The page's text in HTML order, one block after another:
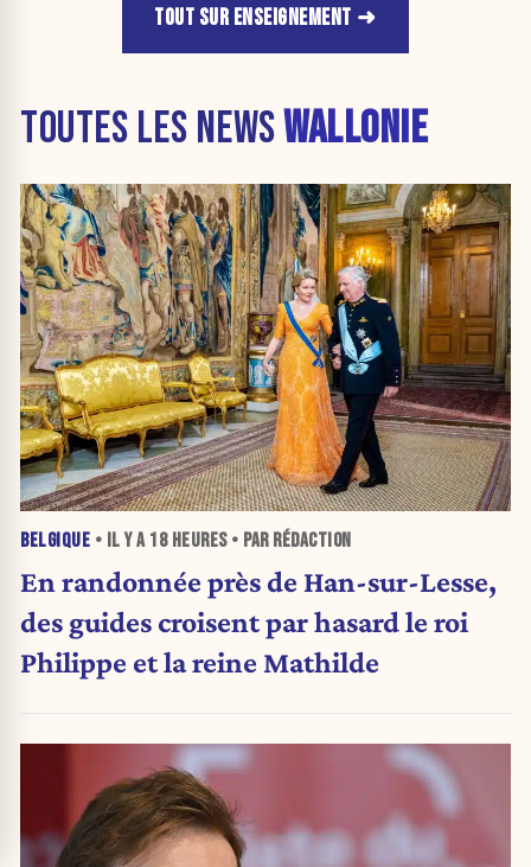
TOUT SUR ENSEIGNEMENT
TOUTES LES NEWSWALLONIE
BELGIQUE • IL Y A 18 HEURES• PAR RÉDACTION
En randonnée près de Han-sur-Lesse,
des guides croisent par hasard le roi
Philippe et la reine Mathilde